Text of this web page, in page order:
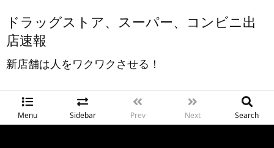
ドラッグストア、スーパー、コンビニ出
店速報
新店舗は人をワクワクさせる！
Menu Sidebar Prev Next Search